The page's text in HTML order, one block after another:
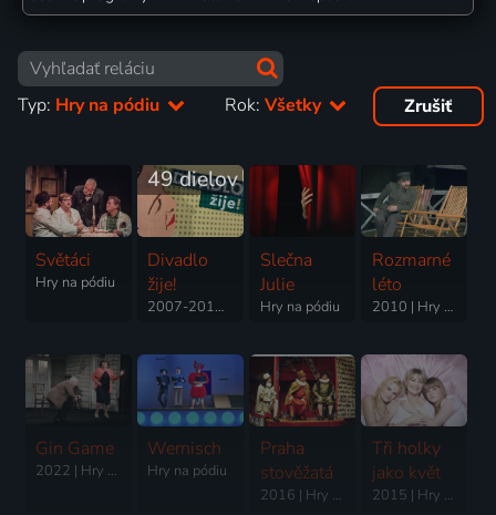
Typ: Hry na pódiu Rok:Všetky Zrušiť
Světáci
Hry na pódiu
49 dielov
Divadlo
žije!
2007-2017 | Hry na pódiu
Slečna
Julie
Hry na pódiu
Rozmarné
léto
2010 | Hry na pódiu
Gin Game
2022 | Hry na pódiu
Wernisch
Hry na pódiu
Praha
stověžatá
2016 | Hry na pódiu
Tři holky
jako květ
2015 | Hry na pódiu